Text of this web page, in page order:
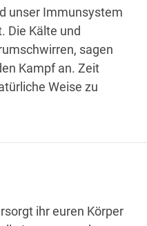
unser Immunsystem
Die Kälte und
sagen
Kampf an. Zeit
Weise zu
ihr euren Körper